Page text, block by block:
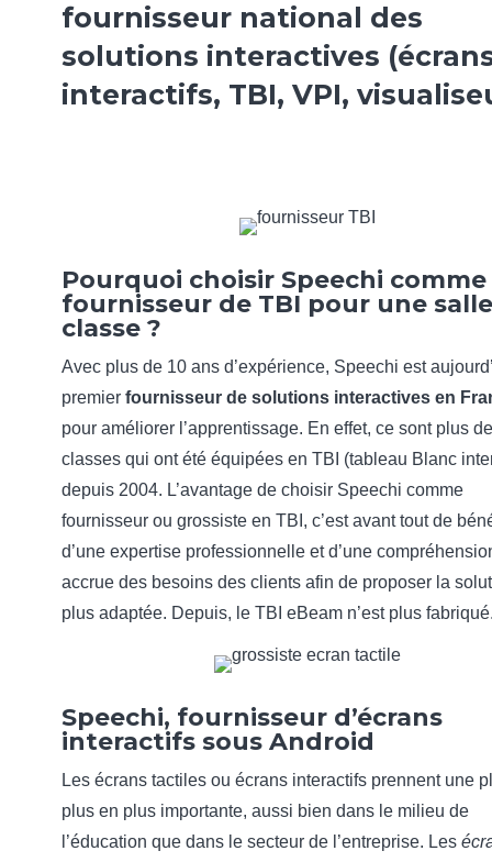
fournisseur national des
solutions interactives
interactifs, TBI, VPI,
Pourquoi choisir Speechi comme
fournisseur de TBI pour une
classe ?
Avec plus de 10 ans d’expérience, Speechi est
premier fournisseur de solutions interactives en
pour améliorer l’apprentissage. En effet, ce sont plus
classes qui ont été équipées en TBI (tableau Blanc
depuis 2004. L’avantage de choisir Speechi comme
fournisseur ou grossiste en TBI, c’est avant tout de
d’une expertise professionnelle et d’une
accrue des besoins des clients afin de proposer la
plus adaptée. Depuis, le TBI eBeam n’est plus
Speechi, fournisseur d’écrans
interactifs sous Android
Les écrans tactiles ou écrans interactifs prennent une
plus en plus importante, aussi bien dans le milieu de
l’éducation que dans le secteur de l’entreprise. Les